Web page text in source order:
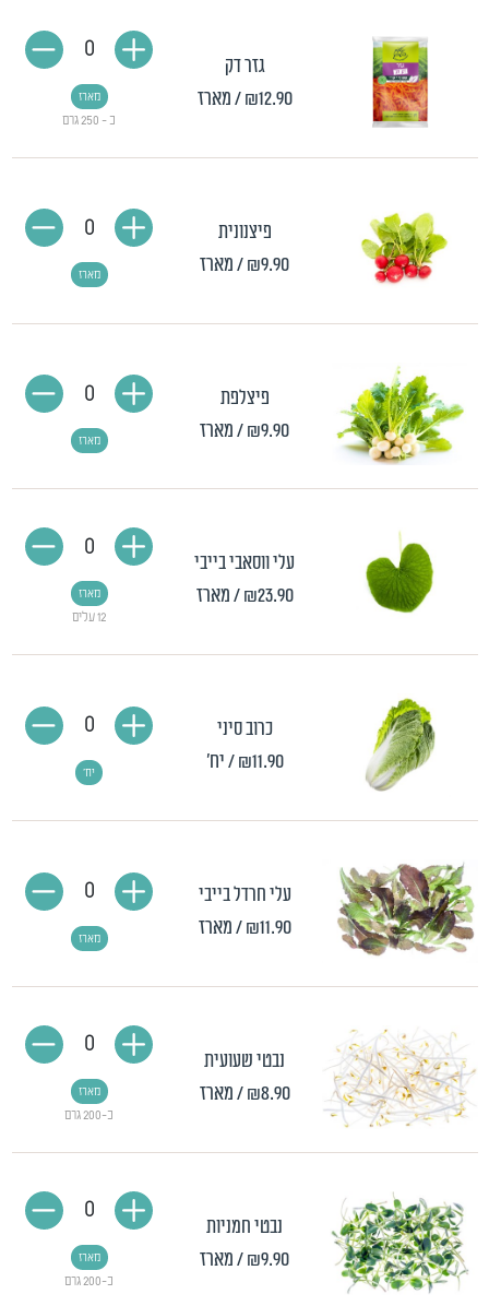
גזר דק
₪12.90 / מארז
כ - 250 גרם
מארז
0
פיצנונית
₪9.90/ מארז מארז
0
פיצלפת
₪9.90/ מארז מארז
0
עלי ווסאבי בייבי
₪23.90 / מארז
12 עלים
מארז
0
כרוב סיני
₪11.90 / יח' יח'
0
עלי חרדל בייבי
₪11.90 / מארז מארז
0
נבטי שעועית
₪8.90 / מארז
כ-200 גרם
מארז
0
נבטי חמניות
₪9.90/ מארז
כ-200 גרם
מארז
0